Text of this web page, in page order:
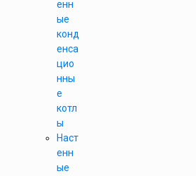
енн
ые
конд
енса
цио
нны
е
котл
ы
Наст
енн
ые